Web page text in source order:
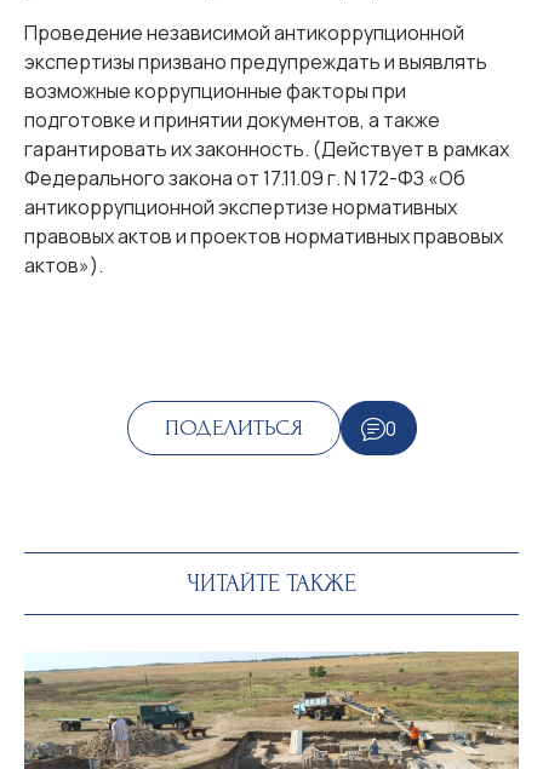
Проведение независимой антикоррупционной
экспертизы призвано предупреждать и выявлять
возможные коррупционные факторы при
подготовке и принятии документов, а также
гарантировать их законность. (Действует в рамках
Федерального закона от 17.11.09 г. N 172-ФЗ «Об
антикоррупционной экспертизе нормативных
правовых актов и проектов нормативных правовых
актов»).
ПОДЕЛИТЬСЯ 0
ЧИТАЙТЕ ТАКЖЕ